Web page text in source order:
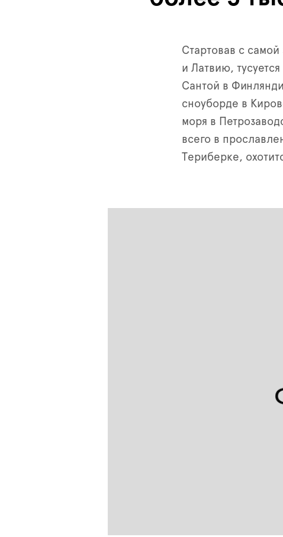
Стартовав с
и Латвию,
Сантой в
сноуборде в
моря в
всего в
Териберке,